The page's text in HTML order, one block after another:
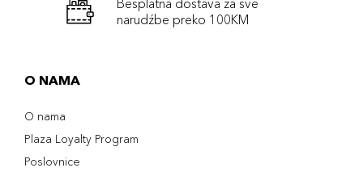
Besplatna dostava za sve
narudźbe preko 100KM
O NAMA
O nama
Plaza Loyalty Program
Poslovnice